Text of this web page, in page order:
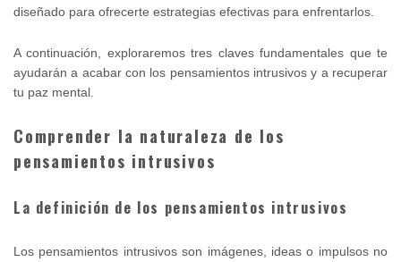
diseñado para ofrecerte estrategias efectivas para enfrentarlos.
A continuación, exploraremos tres claves fundamentales que te
ayudarán a acabar con los pensamientos intrusivos y a recuperar
tu paz mental.
Comprender la naturaleza de los
pensamientos intrusivos
La definición de los pensamientos intrusivos
Los pensamientos intrusivos son imágenes, ideas o impulsos no